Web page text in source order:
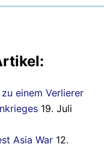
einem Verlierer
19. Juli
Asia War 12.